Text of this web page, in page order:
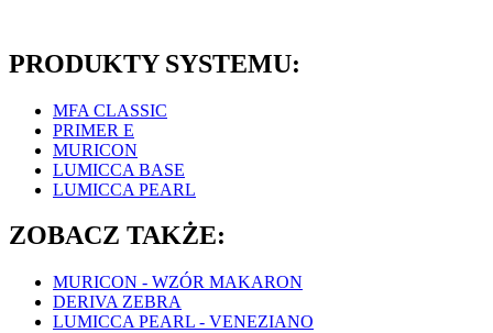
PRODUKTY SYSTEMU:
MFA CLASSIC
PRIMER E
MURICON
LUMICCA BASE
LUMICCA PEARL
ZOBACZ TAKŻE:
MURICON - WZÓR MAKARON
DERIVA ZEBRA
LUMICCA PEARL - VENEZIANO